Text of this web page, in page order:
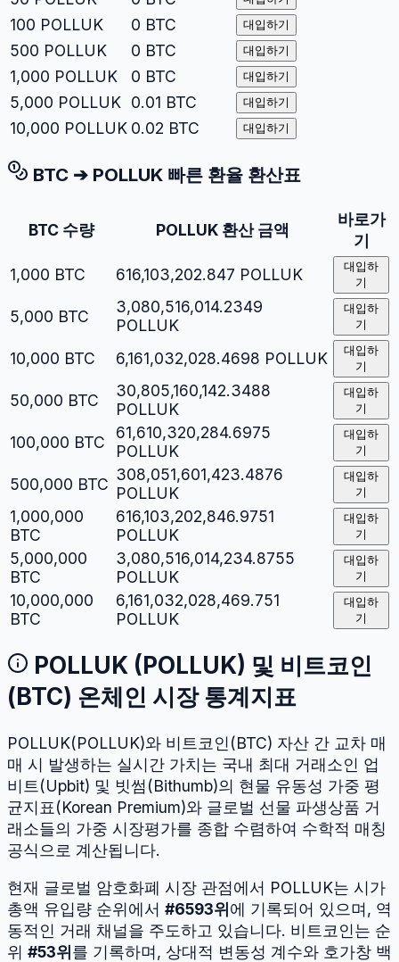
100 POLLUK 0 BTC 대입하기
500 POLLUK 0 BTC 대입하기
1,000 POLLUK 0 BTC 대입하기
5,000 POLLUK 0.01 BTC 대입하기
10,000 POLLUK 0.02 BTC 대입하기
BTC ➔ POLLUK 빠른 환율 환산표
BTC수량 POLLUK 환산 금액
바로가
기
1,000 BTC 616,103,202.847 POLLUK
대입하
기
5,000 BTC
3,080,516,014.2349
POLLUK
대입하
기
10,000 BTC 6,161,032,028.4698 POLLUK
대입하
기
50,000 BTC
30,805,160,142.3488
POLLUK
대입하
기
100,000 BTC
61,610,320,284.6975
POLLUK
대입하
기
500,000 BTC
308,051,601,423.4876
POLLUK
대입하
기
1,000,000
BTC
616,103,202,846.9751
POLLUK
대입하
기
5,000,000
BTC
3,080,516,014,234.8755
POLLUK
대입하
기
10,000,000
BTC
6,161,032,028,469.751
POLLUK
대입하
기
POLLUK ( POLLUK) 및 비트코인
( BTC) 온체인 시장 통계지표
POLLUK(POLLUK)와 비트코인 (BTC) 자산 간 교차 매
매 시 발생하는 실시간 가치는 국내 최대 거래소인 업
비트(Upbit) 및 빗썸(Bithumb)의 현물 유동성 가중 평
균지표(Korean Premium)와 글로벌 선물 파생상품 거
래소들의 가중 시장평가를 종합 수렴하여 수학적 매칭
공식으로 계산됩니다.
현재 글로벌 암호화폐 시장 관점에서 POLLUK는 시가
총액 유입량 순위에서 #6593위에 기록되어 있으며, 역
동적인 거래 채널을 주도하고 있습니다. 비트코인는 순
위 #53위를 기록하며, 상대적 변동성 계수와 호가창 백